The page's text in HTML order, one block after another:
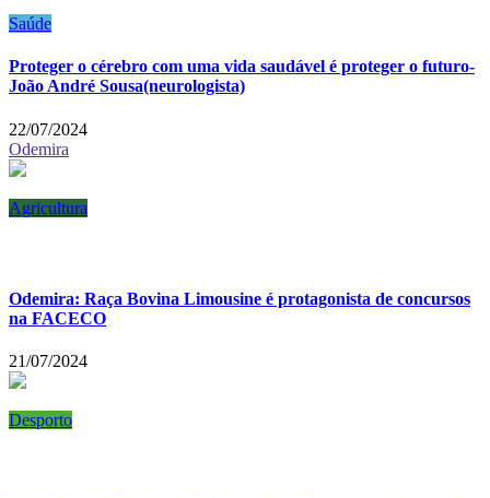
Saúde
Proteger o cérebro com uma vida saudável é proteger o futuro-
João André Sousa(neurologista)
22/07/2024
Odemira
Agricultura
Odemira: Raça Bovina Limousine é protagonista de concursos
na FACECO
21/07/2024
Desporto